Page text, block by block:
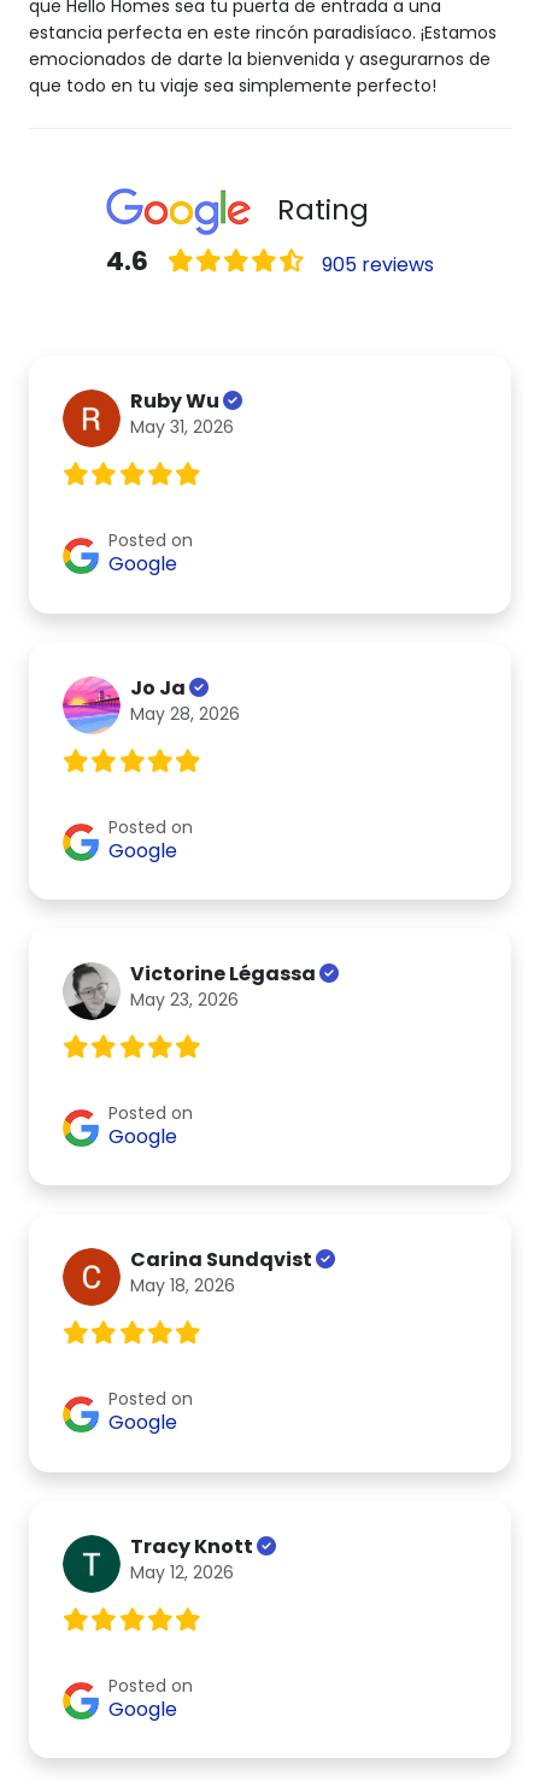
que Hello Homes sea tu puerta de entrada a una
estancia perfecta en este rincón paradisíaco. ¡Estamos
emocionados de darte la bienvenida y asegurarnos de
que todo en tu viaje sea simplemente perfecto!
Rating
4.6 905 reviews
Ruby Wu
May 31, 2026
Posted on
Google
Jo Ja
May 28, 2026
Posted on
Google
Victorine Légassa
May 23, 2026
Posted on
Google
Carina Sundqvist
May 18, 2026
Posted on
Google
Tracy Knott
May 12, 2026
Posted on
Google